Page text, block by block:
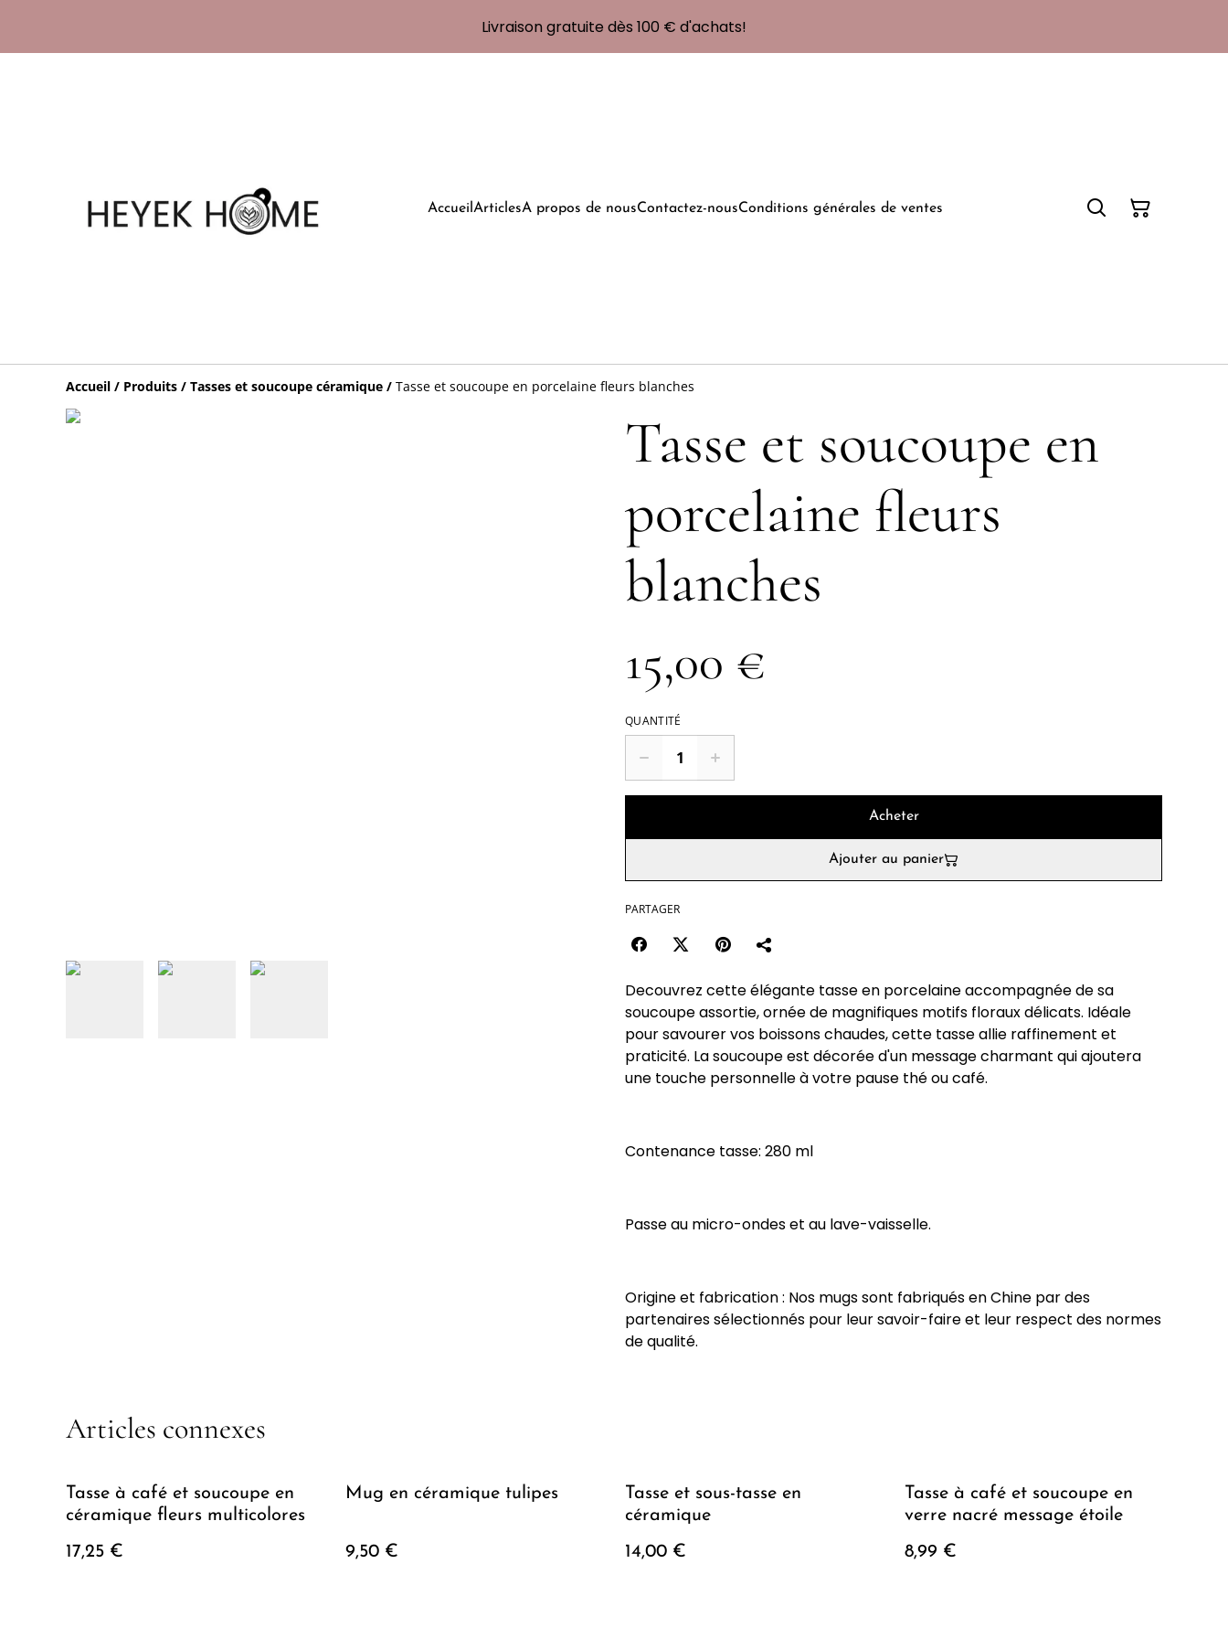
Livraison gratuite dès 100 € d'achats!
Accueil ArticlesA propos de nousContactez-nousConditions générales de ventes
Accueil / Produits / Tasses et soucoupe céramique / Tasse et soucoupe en porcelaine fleurs blanches
Tasse et soucoupe en
porcelaine fleurs
blanches
15,00 €
QUANTITÉ
Acheter
Ajouter au panier
PARTAGER
Decouvrez cette élégante tasse en porcelaine accompagnée de sa
soucoupe assortie, ornée de magnifiques motifs floraux délicats. Idéale
pour savourer vos boissons chaudes, cette tasse allie raffinement et
praticité. La soucoupe est décorée d'un message charmant qui ajoutera
une touche personnelle à votre pause thé ou café.
Contenance tasse: 280 ml
Passe au micro-ondes et au lave-vaisselle.
Origine et fabrication : Nos mugs sont fabriqués en Chine par des
partenaires sélectionnés pour leur savoir-faire et leur respect des normes
de qualité.
Articles connexes
Tasse à café et soucoupe en
céramique fleurs multicolores
17,25 €
Mug en céramique tulipes
9,50 €
Tasse et sous-tasse en
céramique
14,00 €
Tasse à café et soucoupe en
verre nacré message étoile
8,99 €